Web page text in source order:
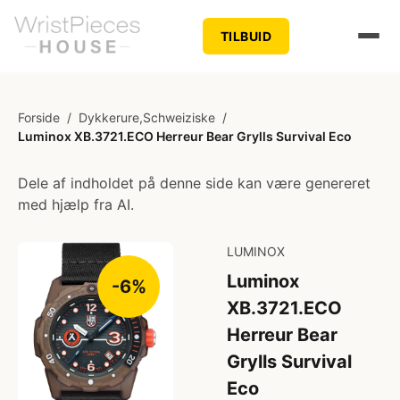
TILBUID
Forside / Dykkerure,Schweiziske /
Luminox XB.3721.ECO Herreur Bear Grylls Survival Eco
Dele af indholdet på denne side kan være genereret
med hjælp fra AI.
-6%
LUMINOX
Luminox
XB.3721.ECO
Herreur Bear
Grylls Survival
Eco